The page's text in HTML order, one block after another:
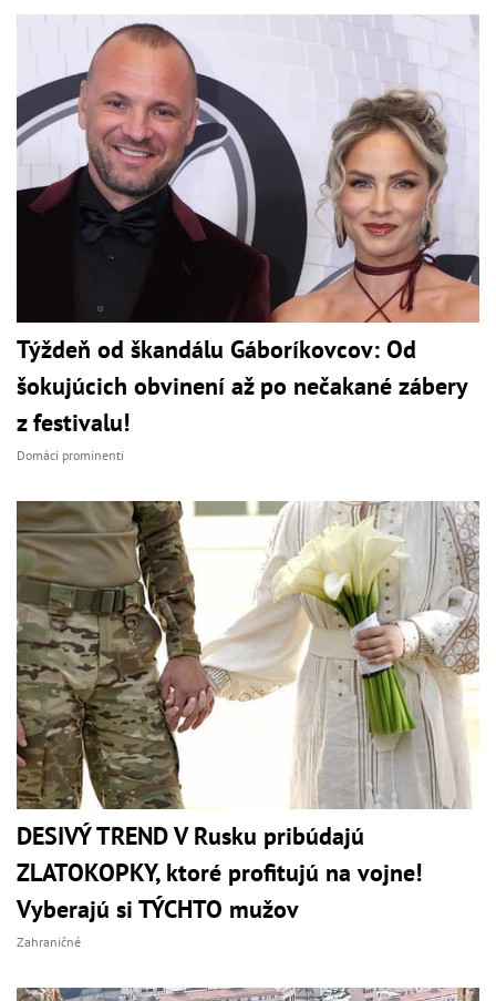
Týždeň od škandálu Gáboríkovcov: Od
šokujúcich obvinení až po nečakané zábery
z festivalu!
Domáci prominenti
DESIVÝ TREND V Rusku pribúdajú
ZLATOKOPKY, ktoré profitujú na vojne!
Vyberajú si TÝCHTO mužov
Zahraničné